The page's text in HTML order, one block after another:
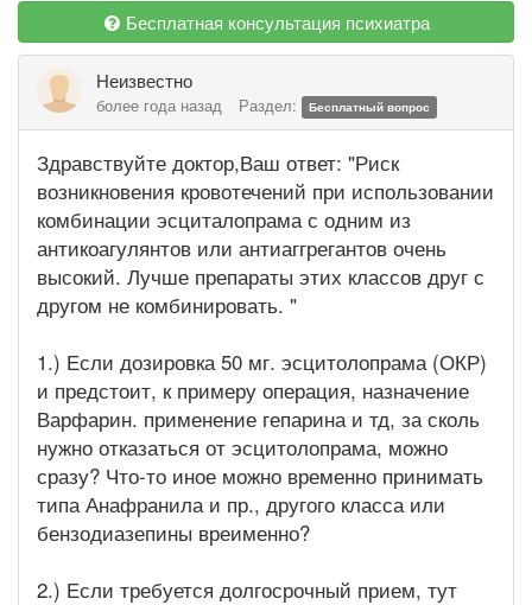
Бесплатная консультация психиатра
Неизвестно
более года назад Раздел: Бесплатный вопрос
Здравствуйте доктор,Ваш ответ: "Риск
возникновения кровотечений при использовании
комбинации эсциталопрама с одним из
антикоагулянтов или антиаггрегантов очень
высокий. Лучше препараты этих классов друг с
другом не комбинировать. "
1.) Если дозировка 50 мг. эсцитолопрама (ОКР)
и предстоит, к примеру операция, назначение
Варфарин. применение гепарина и тд, за сколь
нужно отказаться от эсцитолопрама, можно
сразу? Что-то иное можно временно принимать
типа Анафранила и пр., другого класса или
бензодиазепины вреименно?
2.) Если требуется долгосрочный прием, тут